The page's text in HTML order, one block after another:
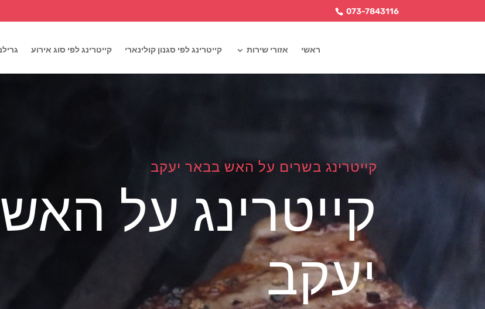
073-7843116
ראשי אזורי שירות קייטרינג לפי סגנון קולינארי קייטרינג לפי סוג אירוע
קייטרינג בשרים על האש בבאר יעקב
קייטרינג על
יעקב